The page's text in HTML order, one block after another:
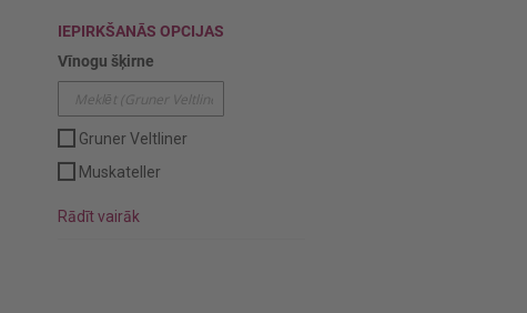
IEPIRKŠANĀS OPCIJAS
Vīnogu šķirne
Gruner Veltliner
Muskateller
Rādīt vairāk